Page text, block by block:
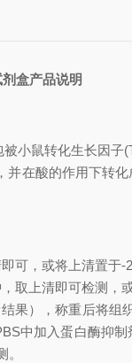
盒产品说明
被小鼠转化生长因子
在酸的作用下转
可，或将上清置
取上清即可检测
果），称重后将
中加入蛋白酶抑